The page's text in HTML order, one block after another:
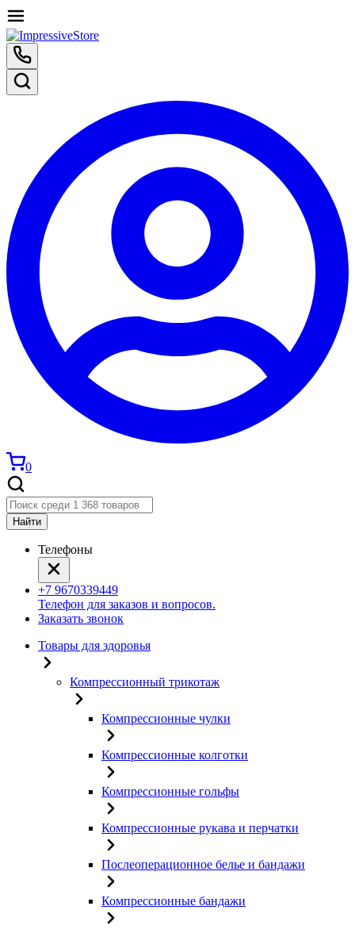
0
Найти
Телефоны
+7 9670339449
Телефон для заказов и вопросов.
Заказать звонок
Товары для здоровья
Компрессионный трикотаж
Компрессионные чулки
Компрессионные колготки
Компрессионные гольфы
Компрессионные рукава и перчатки
Послеоперационное белье и бандажи
Компрессионные бандажи